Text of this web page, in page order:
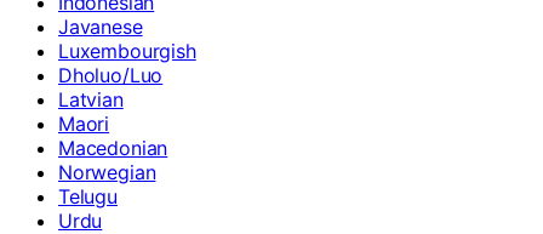
Javanese
Luxembourgish
Dholuo/Luo
Latvian
Maori
Macedonian
Norwegian
Telugu
Urdu